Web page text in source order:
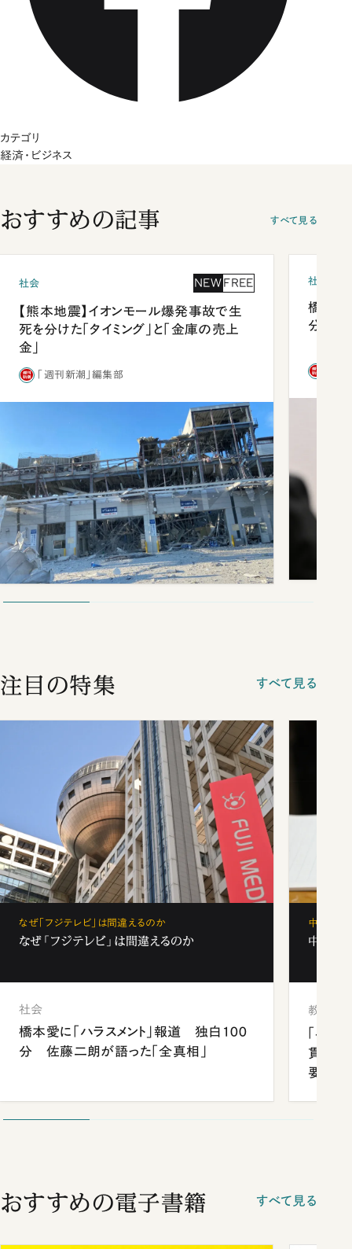
カテゴリ
経済・ビジネス
おすすめの記事 すべて見る
社会 NEW FREE
【熊本地震】イオンモール爆発事故で生
死を分けた「タイミング」と「金庫の売上
金」
「週刊新潮」編集部
社会
橋本愛
分 佐
注目の特集 すべて見る
なぜ「フジテレビ」は間違えるのか
なぜ「フジテレビ」は間違えるのか
社会
橋本愛に「ハラスメント」報道 独白100
分 佐藤二朗が語った「全真相」
中学受験
中学受
教育
「早
貫校へ
要だっ
おすすめの電子書籍 すべて見る